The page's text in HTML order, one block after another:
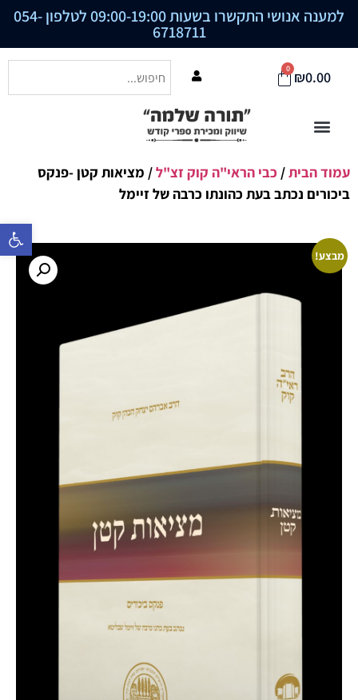
פתח סרגל
למענה אנושי התקשרו בשעות 09:00-19:00 לטלפון 054-
6718711
₪0.00
0
עמוד הבית/ כבי הראי"ה קוק זצ"ל/ מציאות קטן -פנקס
ביכורים נכתב בעת כהונתו כרבה של זיימל
מבצע!